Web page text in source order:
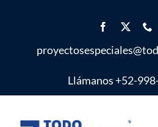
Llámanos +52-